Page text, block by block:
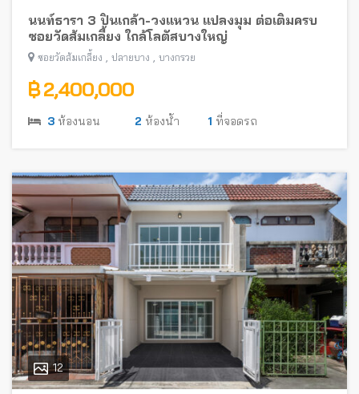
นนท์ธารา 3 ปิ่นเกล้า-วงแหวน แปลงมุม ต่อเติมครบ
ซอยวัดส้มเกลี้ยง ใกล้โลตัสบางใหญ่
ซอยวัดส้มเกลี้ยง , ปลายบาง , บางกรวย
฿ 2,400,000
3 ห้องนอน 2 ห้องน้ำ 1 ที่จอดรถ
12